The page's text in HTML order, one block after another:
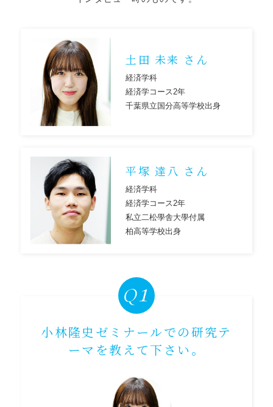
土田 未来 さん
経済学科
経済学コース2年
千葉県立国分高等学校出身
平塚 達八 さん
経済学科
経済学コース2年
私立二松學舎大學付属
柏高等学校出身
小林隆史ゼミナールでの研究テ
ーマを教えて下さい。